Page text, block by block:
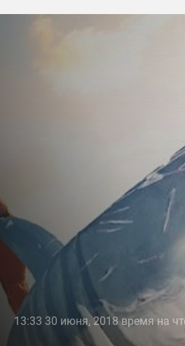
13:33 30 июня, 2018 время на